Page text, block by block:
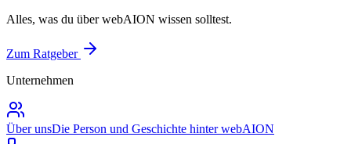
Alles, was du über webAION wissen solltest.
Zum Ratgeber
Unternehmen
Über unsDie Person und Geschichte hinter webAION